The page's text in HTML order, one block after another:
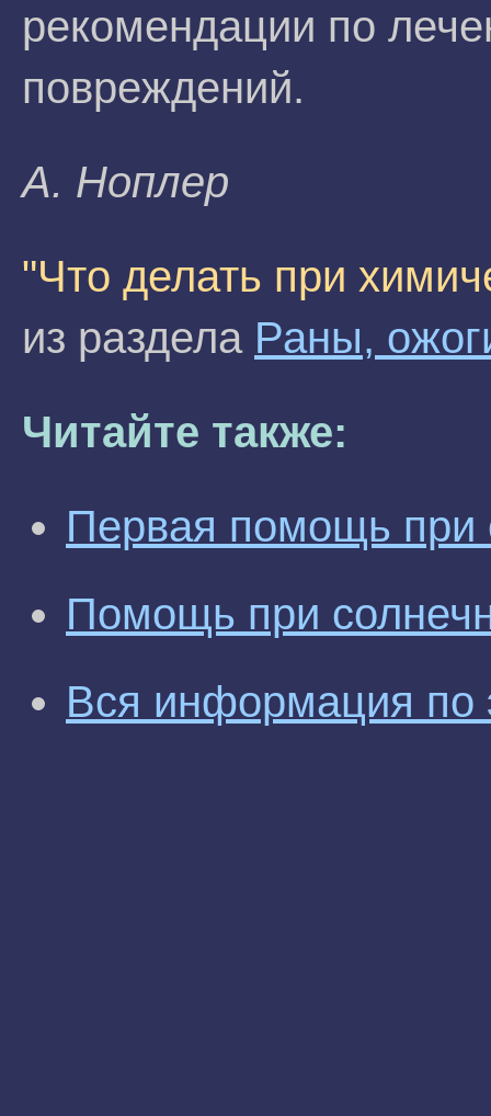
рекомендации по
повреждений.
A. Hoплep
"Что делать при
из раздела Раны,
Читайте также:
Первая помощь при
Помощь при
Вся информация по